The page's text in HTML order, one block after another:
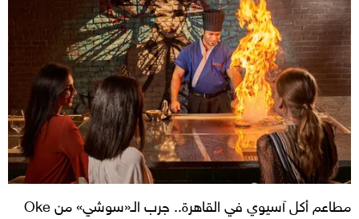
مطاعم أكل آسيوي في القاهرة.. جرب الـ«سوشي» من Oke